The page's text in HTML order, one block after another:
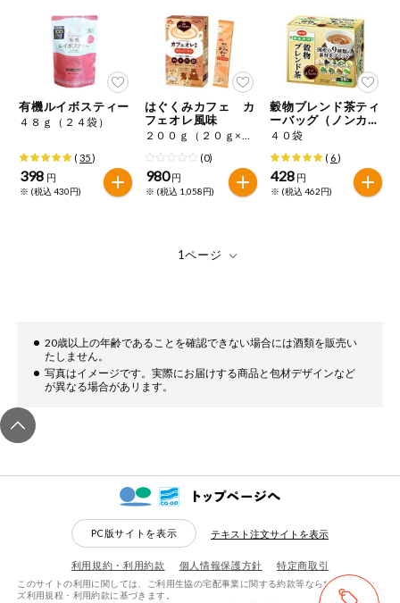
ベビー・キッ
ズ関連
サプリメン
ト・栄養補助
アレルゲン対
エシカル
有機ルイボスティー
４８ｇ（２４袋）
(35)
398 円
※ (税込 430円)
はぐくみカフェ カ
フェオレ風味
２００ｇ（２０ｇ×１０本）
(0)
980 円
※ (税込 1,058円)
穀物ブレンド茶ティ
ーバッグ（ノンカフ
ェイン）
４０袋
( 6)
428 円
※ (税込 462円)
20歳以上の年齢であることを確認できない場合には酒類を販売い
たしません。
写真はイメージです。実際にお届けする商品と包材デザインなど
が異なる場合があリます。
PC版サイトを表示 テキスト注文サイトを表示
利用規約・利用約款 個人情報保護方針 特定商取引
このサイトの利用に関しては、ご利用生協の宅配事業に関する約款等ならびにeフレン
ズ利用規程・利用約款に基づきます。